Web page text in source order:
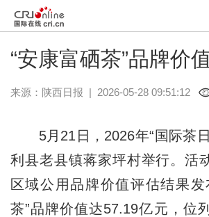
“安康富硒茶”品牌价
来源： 陕西日报 | 2026-05-28 09:51:12
5月21日，2026年“国际茶日
利县老县镇蒋家坪村举行。活
区域公用品牌价值评估结果发
茶”品牌价值达57.19亿元，位